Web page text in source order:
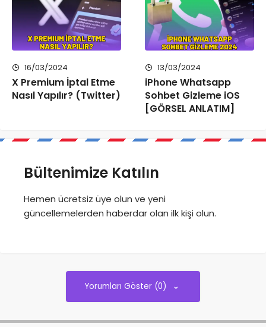
16/03/2024
X Premium İptal Etme
Nasıl Yapılır? (Twitter)
13/03/2024
iPhone Whatsapp
Sohbet Gizleme iOS
[GÖRSEL ANLATIM]
Bültenimize Katılın
Hemen ücretsiz üye olun ve yeni
güncellemelerden haberdar olan ilk kişi olun.
Yorumları Göster (0)